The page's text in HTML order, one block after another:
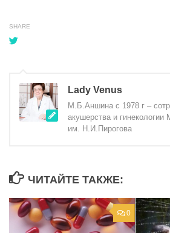
SHARE
Lady Venus
М.Б.Аншина с 1978 г –
акушерства и гинекологии
им. Н.И.Пирогова
ЧИТАЙТЕ ТАКЖЕ:
0